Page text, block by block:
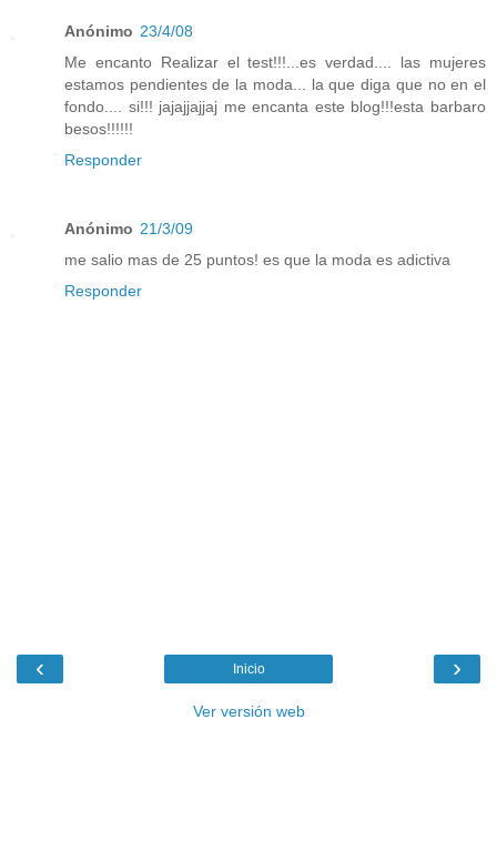
Anónimo 23/4/08
Me encanto Realizar el test!!!...es verdad.... las mujeres
estamos pendientes de la moda... la que diga que no en el
fondo.... si!!! jajajjajjaj me encanta este blog!!!esta barbaro
besos!!!!!!
Responder
Anónimo 21/3/09
me salio mas de 25 puntos! es que la moda es adictiva
Responder
‹ ›
Inicio
Ver versión web